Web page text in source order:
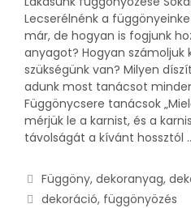
Lecserélnénk a
már, de hogyan is fogjunk
anyagot? Hogyan számoljuk
szükségünk van? Milyen
adunk most tanácsot
Függönycsere tanácsok
mérjük le a karnist, és a
távolságát a kívánt hossztól
Függöny, dekoranyag,
dekoráció, függönyözés